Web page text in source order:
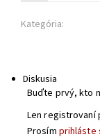
Kategória:
Diskusia
Buďte prvý, kto
Len registrovaní
Prosím prihláste